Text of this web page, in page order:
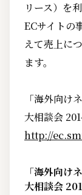
リース）を
ECサイトの
えて売上に
ます。
「海外向け
大相談会
http://
「海外向け
大相談会